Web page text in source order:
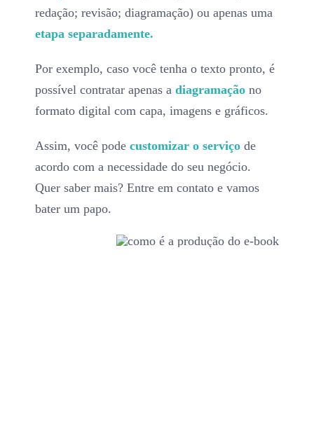
redação; revisão; diagramação) ou apenas uma
etapa separadamente.
Por exemplo, caso você tenha o texto pronto, é
possível contratar apenas a diagramaçãono
formato digital com capa, imagens e gráficos.
Assim, você pode customizar o serviçode
acordo com a necessidade do seu negócio.
Quer saber mais? Entre em contato e vamos
bater um papo.